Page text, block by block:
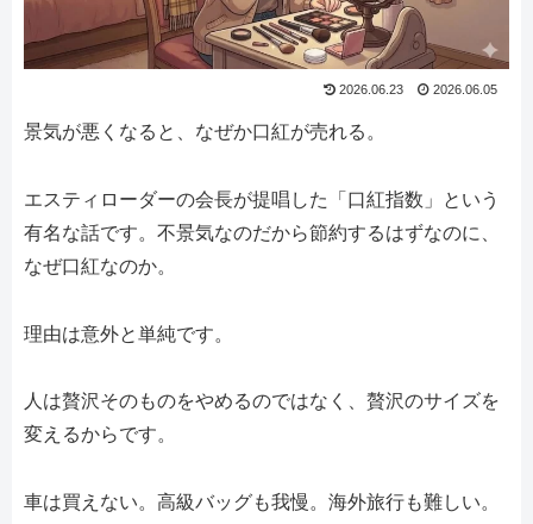
2026.06.23 2026.06.05
景気が悪くなると、なぜか口紅が売れる。
エスティローダーの会長が提唱した「口紅指数」という
有名な話です。不景気なのだから節約するはずなのに、
なぜ口紅なのか。
理由は意外と単純です。
人は贅沢そのものをやめるのではなく、贅沢のサイズを
変えるからです。
車は買えない。高級バッグも我慢。海外旅行も難しい。